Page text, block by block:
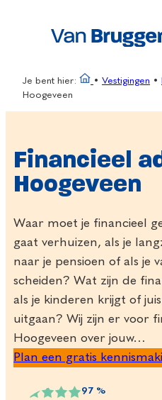
Je bent hier: • Vestigingen •
Hoogeveen
Financieel
Hoogeveen
Waar moet je financieel
gaat verhuizen, als je
naar je pensioen of als je
scheiden? Wat zijn de
als je kinderen krijgt of
uitgaan? Wij zijn er voor
Hoogeveen over jouw…
Plan een gratis
97 %